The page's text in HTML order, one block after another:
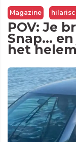
Magazine
POV: Je
Snap...
het